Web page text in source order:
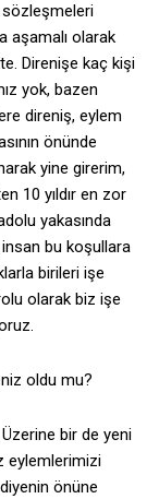
sözleşmeleri
aşamalı olarak
Direnişe kaç kişi
yok, bazen
direniş, eylem
önünde
yine girerim,
10 yıldır en zor
yakasında
insan bu koşullara
birileri işe
olarak biz işe
oldu mu?
bir de yeni
eylemlerimizi
önüne